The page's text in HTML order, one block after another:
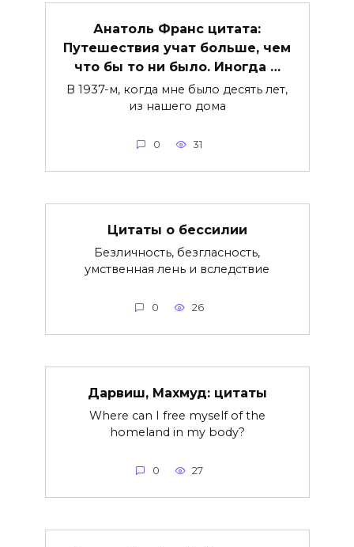
Анатоль Франс цитата:
Путешествия учат больше, чем
что бы то ни было. Иногда …
В 1937-м, когда мне было десять лет,
из нашего дома
0 31
Цитаты о бессилии
Безличность, безгласность,
умственная лень и вследствие
0 26
Дарвиш, Махмуд: цитаты
Where can I free myself of the
homeland in my body?
0 27